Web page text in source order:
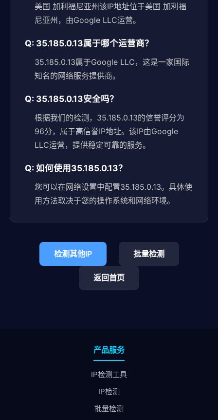
美国 加利福尼亚州该IP地址位于美国 加利福
尼亚州，由Google LLC运营。
Q: 35.185.0.13属于哪个运营商？
35.185.0.13属于Google LLC，这是一家国际
知名的网络服务提供商。
Q: 35.185.0.13安全吗？
根据我们的检测，35.185.0.13的信誉评分为
96分，属于高信誉IP地址。该IP由Google
LLC运营，提供稳定可靠的服务。
Q: 如何使用35.185.0.13？
您可以在网络设置中配置35.185.0.13。具体使
用方法取决于您的操作系统和网络环境。
检测其他IP 批量检测
返回首页
产品服务
IP检测工具
IP检测
批量检测